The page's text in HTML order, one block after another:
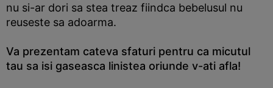
nu si-ar dori sa stea treaz fiindca bebelusul nu
reuseste sa adoarma.
Va prezentam cateva sfaturi pentru ca micutul
tau sa isi gaseasca linistea oriunde v-ati afla!